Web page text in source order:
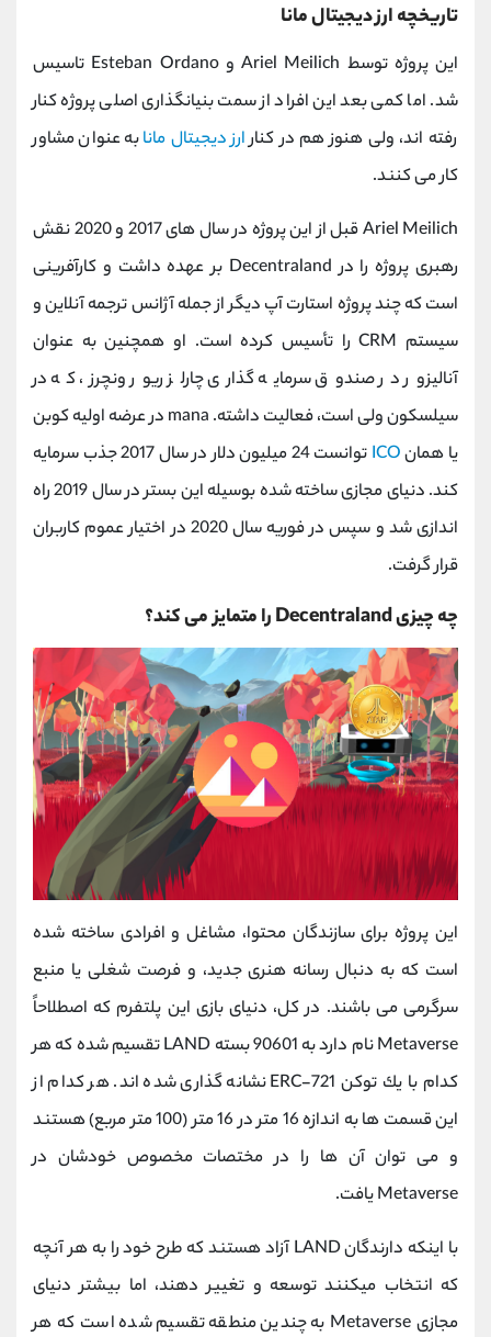
تاریخچه ارز دیجیتال مانا
این پروژه توسط Ariel Meilich و Esteban Ordano تاسیس
شد. اما کمی بعد این افراد از سمت بنیانگذاری اصلی پروژه کنار
رفته اند، ولی هنوز هم در کنارارز دیجیتال مانابه عنوان مشاور
کار می کنند.
Ariel Meilich قبل از این پروژه در سال های 2017 و 2020 نقش
رهبری پروژه را در Decentraland بر عهده داشت و کارآفرینی
است که چند پروژه استارت آپ دیگر از جمله آژانس ترجمه آنلاین و
سیستم CRM را تأسیس کرده است. او همچنین به عنوان
آنالیزور در صندوق سرمایه گذاری چارلز ریور ونچرز، که در
سیلسکون ولی است، فعالیت داشته. mana در عرضه اولیه کوبن
یا همانICO
توانست 24 میلیون دلار در سال 2017 جذب سرمایه
کند. دنیای مجازی ساخته شده بوسیله این بستر در سال 2019 راه
اندازی شد و سپس در فوریه سال 2020 در اختیار عموم کاربران
قرار گرفت.
چه چیزی Decentraland را متمایز می کند؟
این پروژه برای سازندگان محتوا، مشاغل و افرادی ساخته شده
است که به دنبال رسانه هنری جدید، و فرصت شغلی یا منبع
سرگرمی می باشند. در کل، دنیای بازی این پلتفرم که اصطلاحاً
Metaverse نام دارد به 90601 بسته LAND تقسیم شده كه هر
كدام با یك توکن ERC-721 نشانه گذاری شده اند. هر کدام از
این قسمت ها به اندازه 16 متر در 16 متر (100 متر مربع) هستند
و می توان آن ها را در مختصات مخصوص خودشان در
Metaverse یافت.
با اینکه دارندگان LAND آزاد هستند که طرح خود را به هر آنچه
که انتخاب میکنند توسعه و تغییر دهند، اما بیشتر دنیای
مجازی Metaverse به چندین منطقه تقسیم شده است که هر